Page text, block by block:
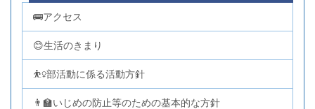
🚌アクセス
😊生活のきまり
⛹️‍♀️部活動に係る活動方針
👨‍🏫いじめの防止等のための基本的な方針